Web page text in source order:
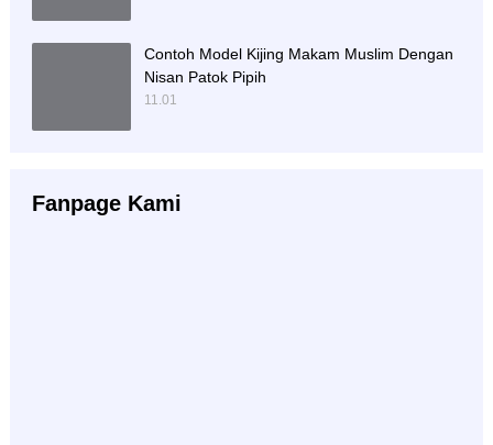
Contoh Model Kijing Makam Muslim Dengan
Nisan Patok Pipih
11.01
Fanpage Kami